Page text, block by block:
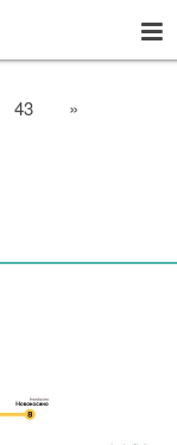
43 »